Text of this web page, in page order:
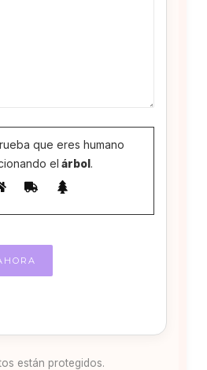
que eres humano
el árbol.
están protegidos.